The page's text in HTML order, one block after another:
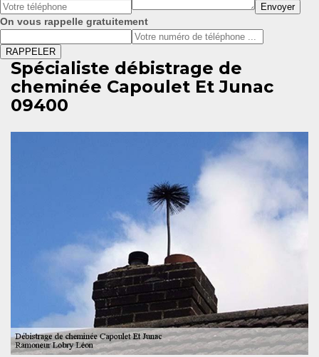
On vous rappelle gratuitement
Spécialiste débistrage de
cheminée Capoulet Et Junac
09400